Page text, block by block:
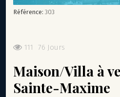
Référence: 303
111 76 Jours
Maison/Villa à
Sainte-Maxime